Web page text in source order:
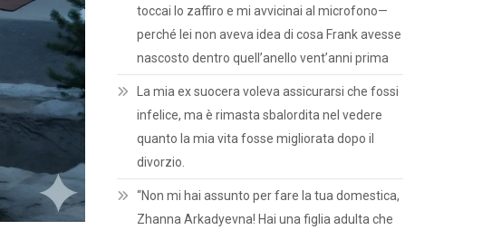
toccai lo zaffiro e mi avvicinai al microfono—
perché lei non aveva idea di cosa Frank avesse
nascosto dentro quell’anello vent’anni prima
La mia ex suocera voleva assicurarsi che fossi
infelice, ma è rimasta sbalordita nel vedere
quanto la mia vita fosse migliorata dopo il
divorzio.
“Non mi hai assunto per fare la tua domestica,
Zhanna Arkadyevna! Hai una figlia adulta che